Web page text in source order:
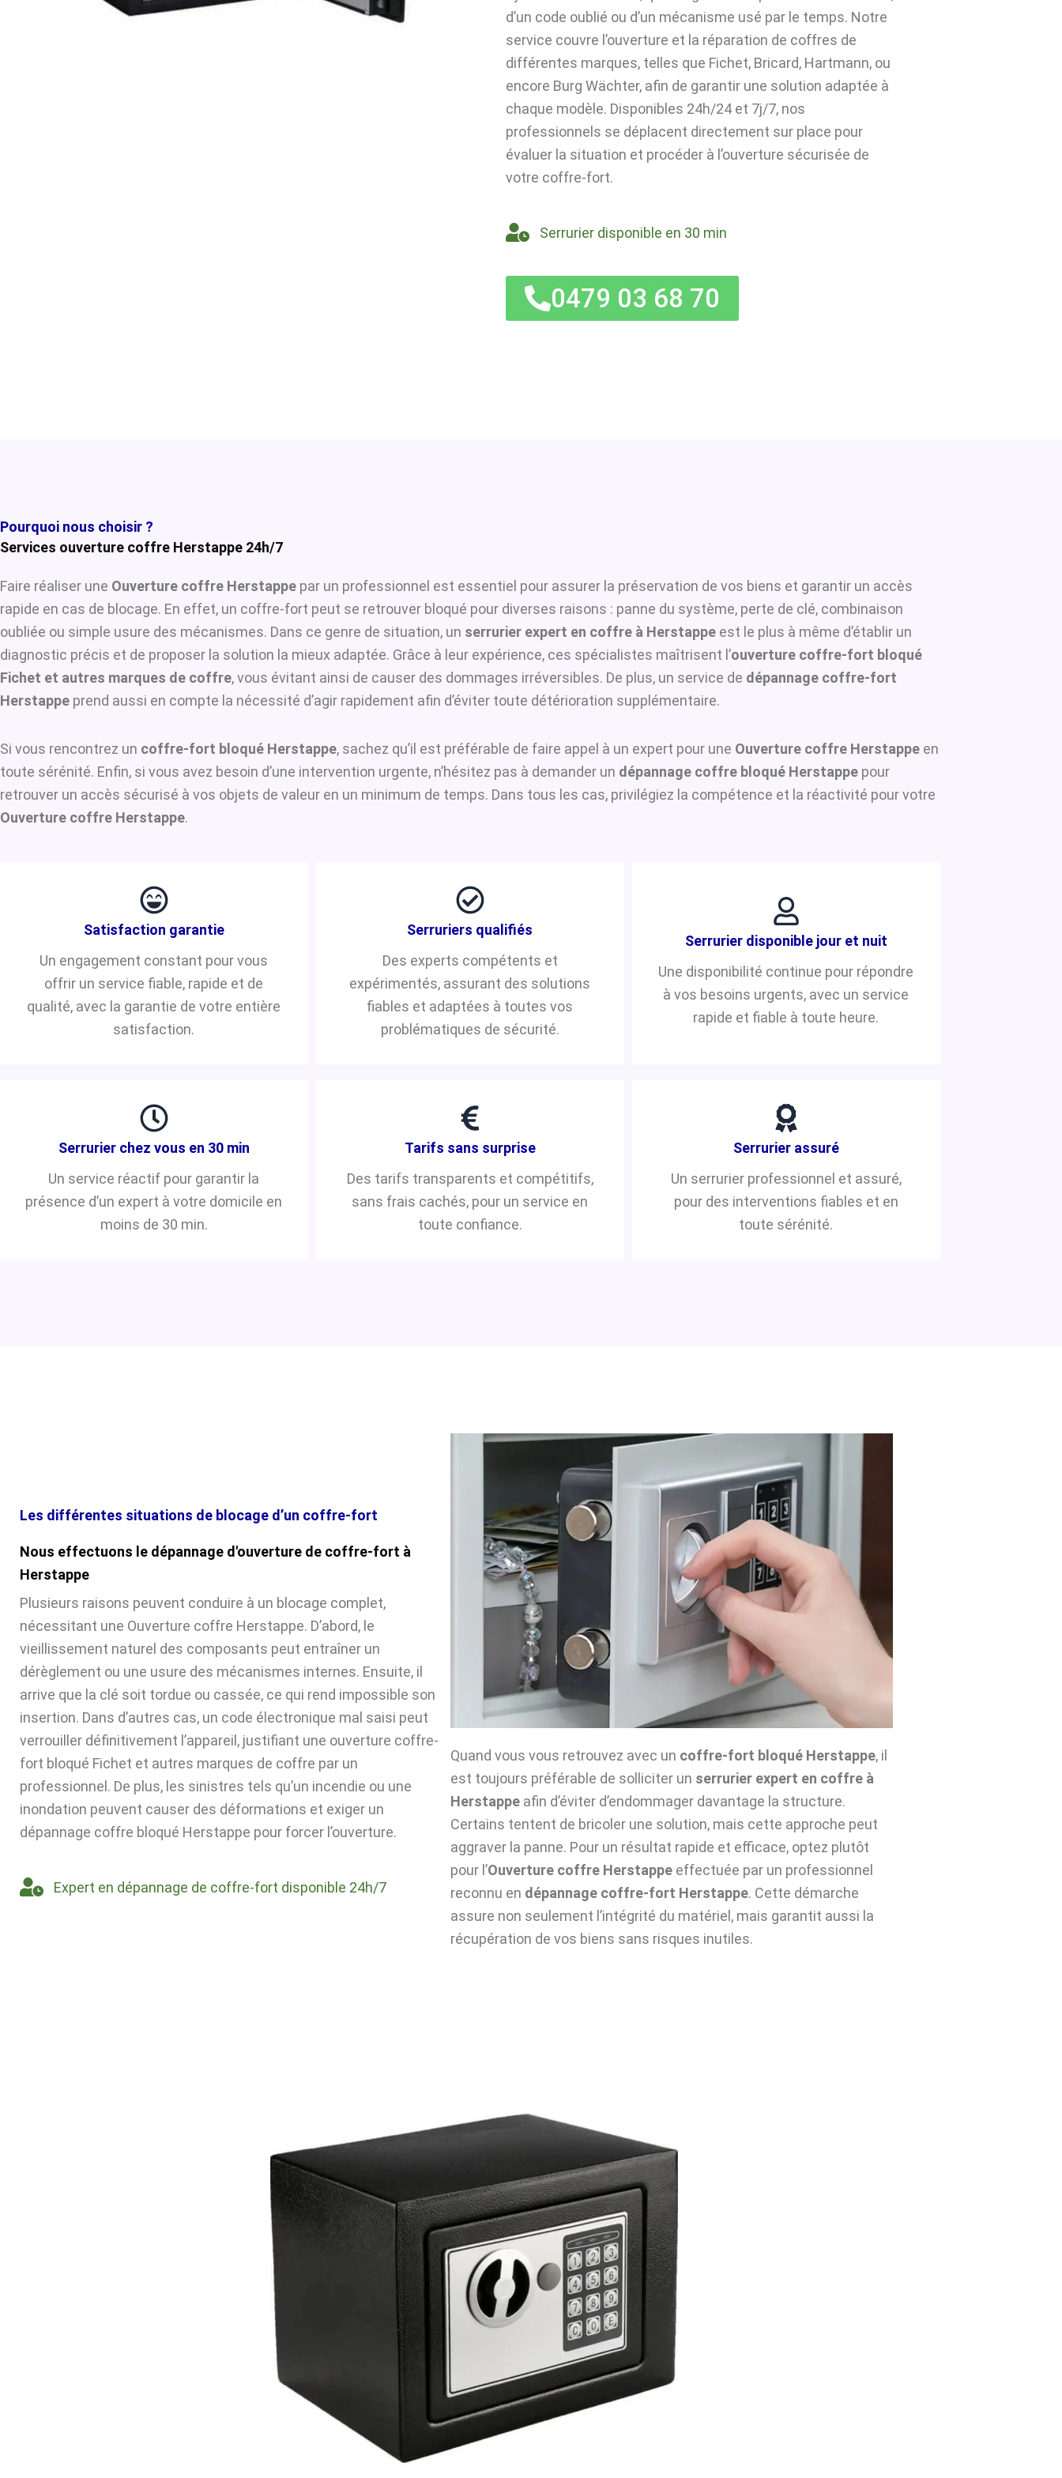
d’un code oublié ou d’un mécanisme usé par le temps. Notre
service couvre l’ouverture et la réparation de coffres de
différentes marques, telles que Fichet, Bricard, Hartmann, ou
encore Burg Wächter, afin de garantir une solution adaptée à
chaque modèle. Disponibles 24h/24 et 7j/7, nos
professionnels se déplacent directement sur place pour
évaluer la situation et procéder à l’ouverture sécurisée de
votre coffre-fort.
Serrurier disponible en 30 min
0479 03 68 70
Pourquoi nous choisir ?
Services ouverture coffre Herstappe 24h/7
Faire réaliser une Ouverture coffre Herstappe par un professionnel est essentiel pour assurer la préservation de vos biens et garantir un accès
rapide en cas de blocage. En effet, un coffre-fort peut se retrouver bloqué pour diverses raisons : panne du système, perte de clé, combinaison
oubliée ou simple usure des mécanismes. Dans ce genre de situation, un serrurier expert en coffre à Herstappe est le plus à même d’établir un
diagnostic précis et de proposer la solution la mieux adaptée. Grâce à leur expérience, ces spécialistes maîtrisent l’ouverture coffre-fort bloqué
Fichet et autres marques de coffre, vous évitant ainsi de causer des dommages irréversibles. De plus, un service de dépannage coffre-fort
Herstappe prend aussi en compte la nécessité d’agir rapidement afin d’éviter toute détérioration supplémentaire.
Si vous rencontrez un coffre-fort bloqué Herstappe, sachez qu’il est préférable de faire appel à un expert pour une Ouverture coffre Herstappe en
toute sérénité. Enfin, si vous avez besoin d’une intervention urgente, n’hésitez pas à demander un dépannage coffre bloqué Herstappe pour
retrouver un accès sécurisé à vos objets de valeur en un minimum de temps. Dans tous les cas, privilégiez la compétence et la réactivité pour votre
Ouverture coffre Herstappe.
Satisfaction garantie
Un engagement constant pour vous
offrir un service fiable, rapide et de
qualité, avec la garantie de votre entière
satisfaction.
Serruriers qualifiés
Des experts compétents et
expérimentés, assurant des solutions
fiables et adaptées à toutes vos
problématiques de sécurité.
Serrurier disponible jour et nuit
Une disponibilité continue pour répondre
à vos besoins urgents, avec un service
rapide et fiable à toute heure.
Serrurier chez vous en 30 min
Un service réactif pour garantir la
présence d’un expert à votre domicile en
moins de 30 min.
Tarifs sans surprise
Des tarifs transparents et compétitifs,
sans frais cachés, pour un service en
toute confiance.
Serrurier assuré
Un serrurier professionnel et assuré,
pour des interventions fiables et en
toute sérénité.
Les différentes situations de blocage d’un coffre-fort
Nous effectuons le dépannage d'ouverture de coffre-fort à
Herstappe
Plusieurs raisons peuvent conduire à un blocage complet,
nécessitant une Ouverture coffre Herstappe. D’abord, le
vieillissement naturel des composants peut entraîner un
dérèglement ou une usure des mécanismes internes. Ensuite, il
arrive que la clé soit tordue ou cassée, ce qui rend impossible son
insertion. Dans d’autres cas, un code électronique mal saisi peut
verrouiller définitivement l’appareil, justifiant une ouverture coffre-
fort bloqué Fichet et autres marques de coffre par un
professionnel. De plus, les sinistres tels qu’un incendie ou une
inondation peuvent causer des déformations et exiger un
dépannage coffre bloqué Herstappe pour forcer l’ouverture.
Expert en dépannage de coffre-fort disponible 24h/7
Quand vous vous retrouvez avec un coffre-fort bloqué Herstappe, il
est toujours préférable de solliciter un serrurier expert en coffre à
Herstappe afin d’éviter d’endommager davantage la structure.
Certains tentent de bricoler une solution, mais cette approche peut
aggraver la panne. Pour un résultat rapide et efficace, optez plutôt
pour l’Ouverture coffre Herstappe effectuée par un professionnel
reconnu en dépannage coffre-fort Herstappe. Cette démarche
assure non seulement l’intégrité du matériel, mais garantit aussi la
récupération de vos biens sans risques inutiles.